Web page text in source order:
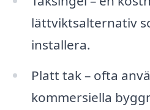
lättviktsalternativ
installera.
Platt tak – ofta
kommersiella